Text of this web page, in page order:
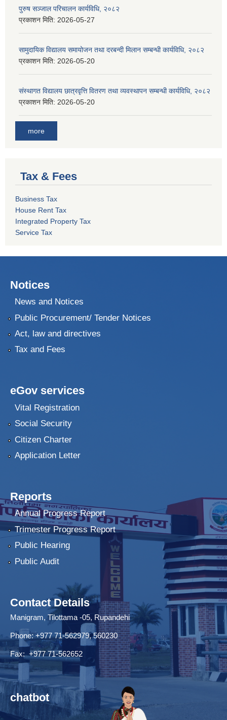
पुरुष सञ्जाल परिचालन कार्यविधि, २०८२
प्रकाशन मिति: 2026-05-27
सामुदायिक विद्यालय समायोजन तथा दरबन्दी मिलान सम्बन्धी कार्यविधि, २०८२
प्रकाशन मिति: 2026-05-20
संस्थागत विद्यालय छात्रवृत्ति वितरण तथा व्यवस्थापन सम्बन्धी कार्यविधि, २०८२
प्रकाशन मिति: 2026-05-20
more
Tax & Fees
Business Tax
House Rent Tax
Integrated Property Tax
Service Tax
Notices
News and Notices
Public Procurement/ Tender Notices
Act, law and directives
Tax and Fees
eGov services
Vital Registration
Social Security
Citizen Charter
Application Letter
Reports
Annual Progress Report
Trimester Progress Report
Public Hearing
Public Audit
Contact Details
Manigram, Tilottama -05, Rupandehi
Phone: +977 71-562979, 560230
Fax: +977 71-562652
chatbot